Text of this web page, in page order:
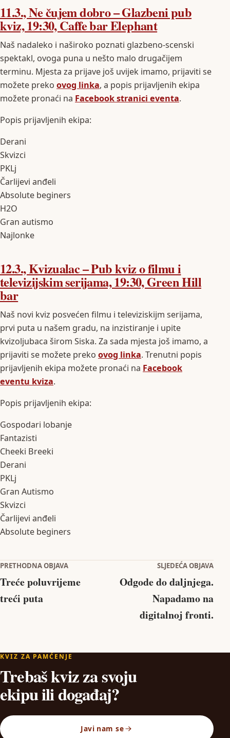
11.3., Ne čujem dobro – Glazbeni pub
kviz, 19:30, Caffe bar Elephant
Naš nadaleko i naširoko poznati glazbeno-scenski
spektakl, ovoga puna u nešto malo drugačijem
terminu. Mjesta za prijave još uvijek imamo, prijaviti se
možete preko ovog linka, a popis prijavljenih ekipa
možete pronaći na Facebook stranici eventa.
Popis prijavljenih ekipa:
Derani
Skvizci
PKLj
Čarlijevi anđeli
Absolute beginers
H2O
Gran autismo
Najlonke
12.3., Kvizualac – Pub kviz o filmu i
televizijskim serijama, 19:30, Green Hill
bar
Naš novi kviz posvećen filmu i televiziskijm serijama,
prvi puta u našem gradu, na inzistiranje i upite
kvizoljubaca širom Siska. Za sada mjesta još imamo, a
prijaviti se možete preko ovog linka. Trenutni popis
prijavljenih ekipa možete pronaći na Facebook
eventu kviza.
Popis prijavljenih ekipa:
Gospodari lobanje
Fantazisti
Cheeki Breeki
Derani
PKLj
Gran Autismo
Skvizci
Čarlijevi anđeli
Absolute beginers
Navigacija objava
PRETHODNA OBJAVA
Treće poluvrijeme
treći puta
SLJEDEĆA OBJAVA
Odgode do daljnjega.
Napadamo na
digitalnoj fronti.
KVIZ ZA PAMĆENJE
Trebaš kviz za svoju
ekipu ili događaj?
Javi nam se